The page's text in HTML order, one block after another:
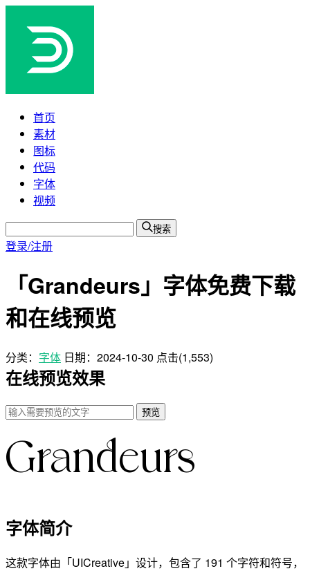
首页
素材
图标
代码
字体
视频
搜索
登录/注册
「Grandeurs」字体免费下载
和在线预览
分类： 字体 日期： 2024-10-30 点击(1,553)
在线预览效果
预览
字体简介
这款字体由「UICreative」设计，包含了 191 个字符和符号，